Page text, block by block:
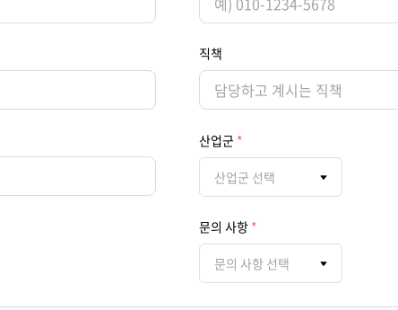
직책
산업군
산업군 선택
문의 사항
문의 사항 선택